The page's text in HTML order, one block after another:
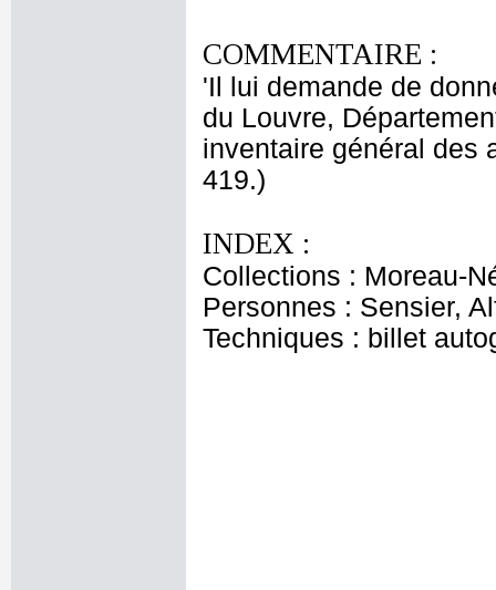
COMMENTAIRE :
'Il lui demande de
du Louvre,
inventaire général des
419.)
INDEX :
Collections : Moreau-
Personnes : Sensier,
Techniques : billet